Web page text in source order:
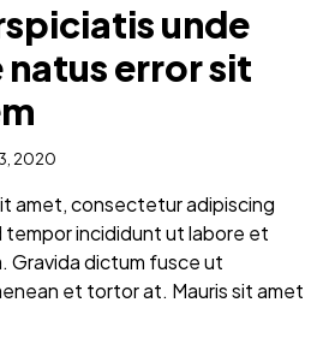
unde
natus error sit
2020
amet, consectetur adipiscing
tempor incididunt ut labore et
Gravida dictum fusce ut
et tortor at. Mauris sit amet